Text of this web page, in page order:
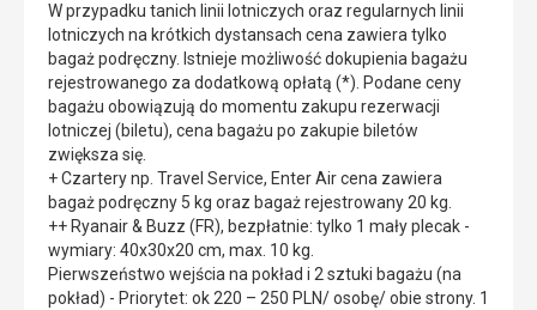
W przypadku tanich linii lotniczych oraz regularnych linii
lotniczych na krótkich dystansach cena zawiera tylko
bagaż podręczny. Istnieje możliwość dokupienia bagażu
rejestrowanego za dodatkową opłatą (*). Podane ceny
bagażu obowiązują do momentu zakupu rezerwacji
lotniczej (biletu), cena bagażu po zakupie biletów
zwiększa się.
+ Czartery np. Travel Service, Enter Air cena zawiera
bagaż podręczny 5 kg oraz bagaż rejestrowany 20 kg.
++ Ryanair & Buzz (FR), bezpłatnie: tylko 1 mały plecak -
wymiary: 40x30x20 cm, max. 10 kg.
Pierwszeństwo wejścia na pokład i 2 sztuki bagażu (na
pokład) - Priorytet: ok 220 – 250 PLN/ osobę/ obie strony. 1